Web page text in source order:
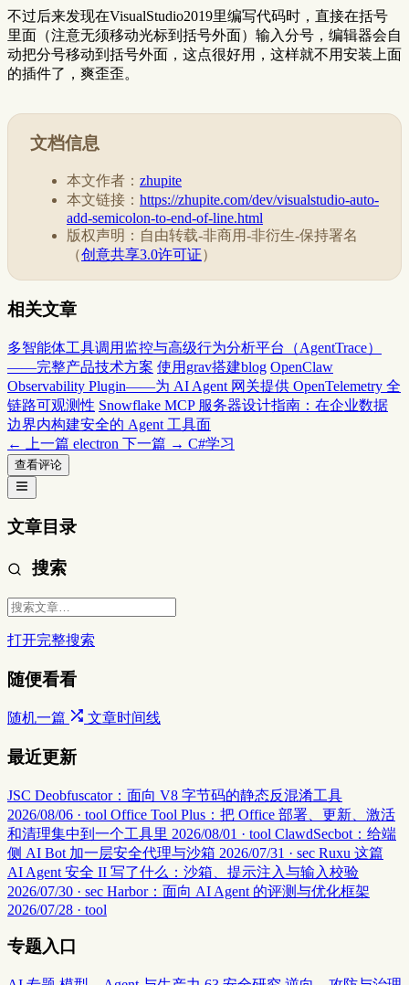
不过后来发现在VisualStudio2019里编写代码时，直接在括号
里面（注意无须移动光标到括号外面）输入分号，编辑器会自
动把分号移动到括号外面，这点很好用，这样就不用安装上面
的插件了，爽歪歪。
文档信息
本文作者： zhupite
本文链接： https://zhupite.com/dev/visualstudio-auto-
add-semicolon-to-end-of-line.html
版权声明：自由转载-非商用-非衍生-保持署名
（创意共享3.0许可证）
相关文章
多智能体工具调用监控与高级行为分析平台（AgentTrace）
——完整产品技术方案 使用grav搭建blog OpenClaw
Observability Plugin——为 AI Agent 网关提供 OpenTelemetry 全
链路可观测性 Snowflake MCP 服务器设计指南：在企业数据
边界内构建安全的 Agent 工具面
← 上一篇 electron 下一篇 → C#学习
查看评论
文章目录
搜索
打开完整搜索
随便看看
随机一篇 文章时间线
最近更新
JSC Deobfuscator：面向 V8 字节码的静态反混淆工具
2026/08/06 · tool Office Tool Plus：把 Office 部署、更新、激活
和清理集中到一个工具里 2026/08/01 · tool ClawdSecbot：给端
侧 AI Bot 加一层安全代理与沙箱 2026/07/31 · sec Ruxu 这篇
AI Agent 安全 II 写了什么：沙箱、提示注入与输入校验
2026/07/30 · sec Harbor：面向 AI Agent 的评测与优化框架
2026/07/28 · tool
专题入口